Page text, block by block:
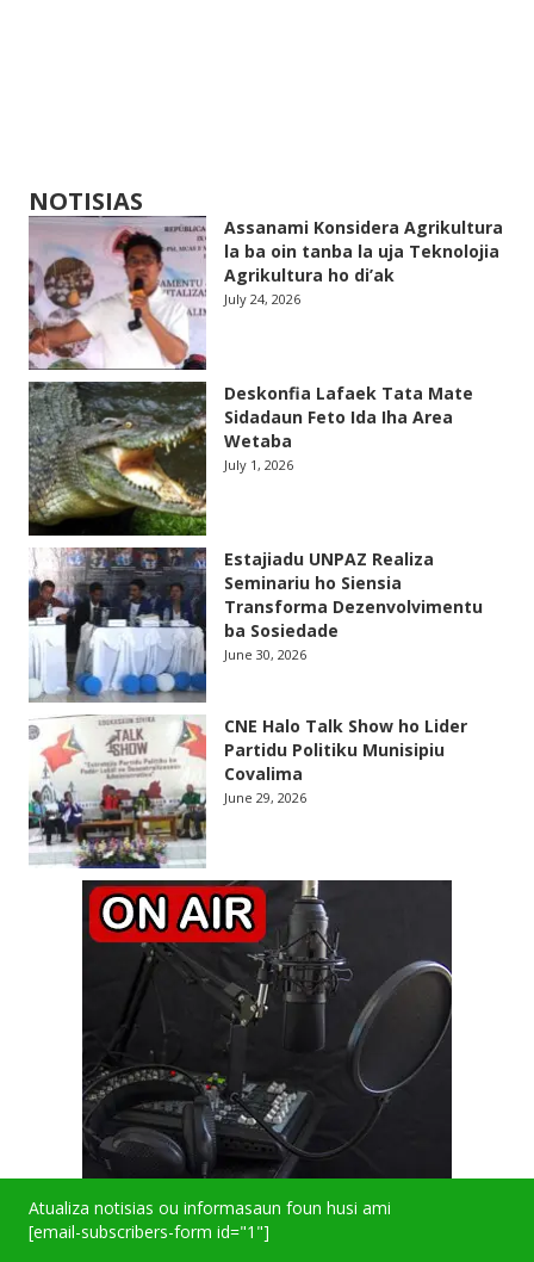
NOTISIAS
Assanami Konsidera Agrikultura
la ba oin tanba la uja Teknolojia
Agrikultura ho di’ak
July 24, 2026
Deskonfia Lafaek Tata Mate
Sidadaun Feto Ida Iha Area
Wetaba
July 1, 2026
Estajiadu UNPAZ Realiza
Seminariu ho Siensia
Transforma Dezenvolvimentu
ba Sosiedade
June 30, 2026
CNE Halo Talk Show ho Lider
Partidu Politiku Munisipiu
Covalima
June 29, 2026
Atualiza notisias ou informasaun foun husi ami
[email-subscribers-form id="1"]